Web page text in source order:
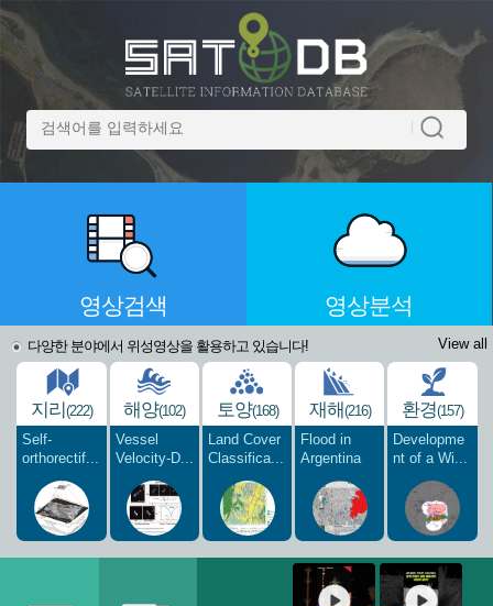
영상검색 영상분석
다양한 분야에서 위성영상을 활용하고 있습니다! View all
지리(222)
Self-
orthorectif...
해양(102)
Vessel
Velocity-D...
토양(168)
Land Cover
Classifica...
재해(216)
Flood in
Argentina
환경(157)
Developme
nt of a Wi...